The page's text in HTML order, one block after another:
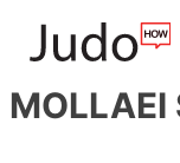
MOLLAEI